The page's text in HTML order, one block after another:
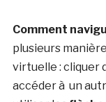
Comment
plusieurs
virtuelle : cliquer
accéder à un